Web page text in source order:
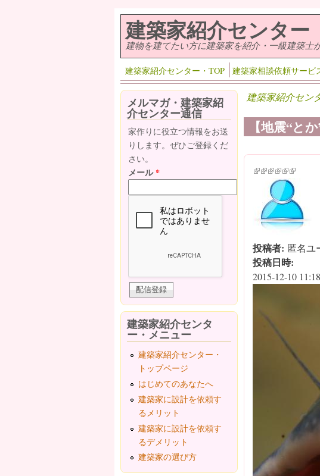
建築家紹介センター
建物を建てたい方に建築家を紹介・一級建築士
建築家紹介センター・TOP 建築家相談依頼サービ
建築家紹介セン
【地震“と
(link is external)
(link is external)
(link is
(link is
(link is
(link is
投稿者: 匿名ユ
投稿日時:
2015-12-10 11:18
メルマガ・建築家紹
介センター通信
家作りに役立つ情報をお送
りします。ぜひご登録くだ
さい。
メール*
建築家紹介センタ
ー・メニュー
建築家紹介センター・
トップページ
はじめてのあなたへ
建築家に設計を依頼す
るメリット
建築家に設計を依頼す
るデメリット
建築家の選び方